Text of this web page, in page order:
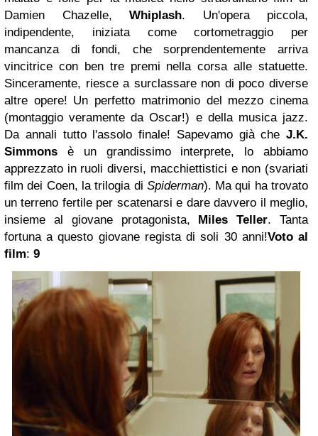
Damien Chazelle, Whiplash. Un'opera piccola,
indipendente, iniziata come cortometraggio per
mancanza di fondi, che sorprendentemente arriva
vincitrice con ben tre premi nella corsa alle statuette.
Sinceramente, riesce a surclassare non di poco diverse
altre opere! Un perfetto matrimonio del mezzo cinema
(montaggio veramente da Oscar!) e della musica jazz.
Da annali tutto l'assolo finale! Sapevamo già che J.K.
Simmons è un grandissimo interprete, lo abbiamo
apprezzato in ruoli diversi, macchiettistici e non (svariati
film dei Coen, la trilogia di Spiderman). Ma qui ha trovato
un terreno fertile per scatenarsi e dare davvero il meglio,
insieme al giovane protagonista,
Miles Teller. Tanta
fortuna a questo giovane regista di soli 30 anni!Voto al
film: 9